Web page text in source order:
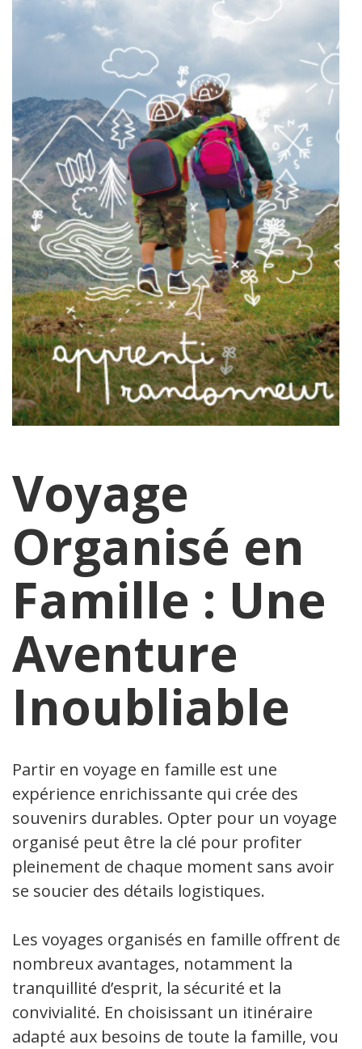
Voyage
Organisé en
Famille : Une
Aventure
Inoubliable
Partir en voyage en famille est une
expérience enrichissante qui crée des
souvenirs durables. Opter pour un voyage
organisé peut être la clé pour profiter
pleinement de chaque moment sans avoir à
se soucier des détails logistiques.
Les voyages organisés en famille offrent de
nombreux avantages, notamment la
tranquillité d’esprit, la sécurité et la
convivialité. En choisissant un itinéraire
adapté aux besoins de toute la famille, vous